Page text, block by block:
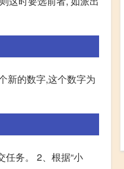
新的数字,这个数字为
任务。 2、根据“小